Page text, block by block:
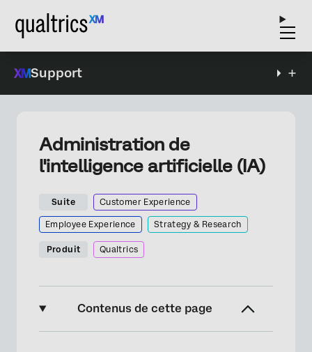
Support
Administration de
l'intelligence artificielle (IA)
Suite Customer Experience
Employee Experience Strategy & Research
Produit Qualtrics
Contenus de cette page